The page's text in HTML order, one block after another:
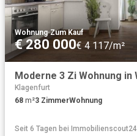
Wohnung·Zum Kauf
€ 280 000€ 4 117/m²
Klagenfurt
68 m²3 ZimmerWohnung
Seit 6 Tagen bei Immobilienscout24